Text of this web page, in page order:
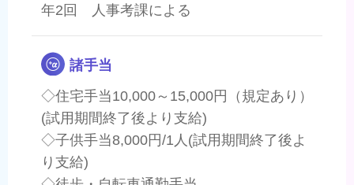
年2回 人事考課による
諸手当
◇住宅手当10,000～15,000円（規定あり）
(試用期間終了後より支給)
◇子供手当8,000円/1人(試用期間終了後よ
り支給)